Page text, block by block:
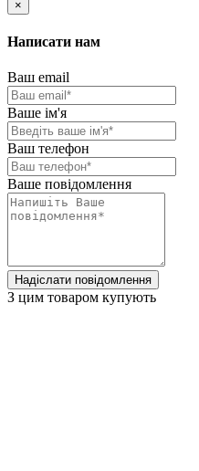
×
Написати нам
Ваш email
Ваше ім'я
Ваш телефон
Ваше повідомлення
Надіслати повідомлення
З цим товаром купують